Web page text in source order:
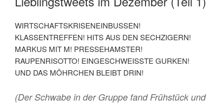
WIRTSCHAFTSKRISENEINBUSSEN!
KLASSENTREFFEN! HITS AUS DEN SECHZIGERN!
MARKUS MIT M! PRESSEHAMSTER!
RAUPENRISOTTO! EINGESCHWEISSTE GURKEN!
UND DAS MÖHRCHEN BLEIBT DRIN!
(Der Schwabe in der Gruppe fand Frühstück und